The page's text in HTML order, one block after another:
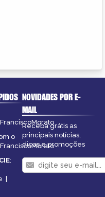
o
:
NOVIDADES POR E-
MAIL
Receba grátis as
principais notícias,
dicas e promoções